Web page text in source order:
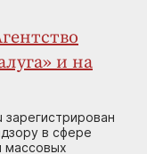
и на
зарегистрирован
в сфере
массовых